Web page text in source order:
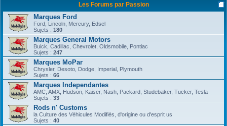
Les Forums par Passion
Marques Ford
Ford, Lincoln, Mercury, Edsel
Sujets : 180
Marques General Motors
Buick, Cadillac, Chevrolet, Oldsmobile, Pontiac
Sujets : 247
Marques MoPar
Chrysler, Desoto, Dodge, Imperial, Plymouth
Sujets : 66
Marques Independantes
AMC, AMX, Hudson, Kaiser, Nash, Packard, Studebaker, Tucker, Tesla
Sujets : 33
Rods n' Customs
la Culture des Véhicules Modifiés, d'origine ou d'esprit us
Sujets : 40